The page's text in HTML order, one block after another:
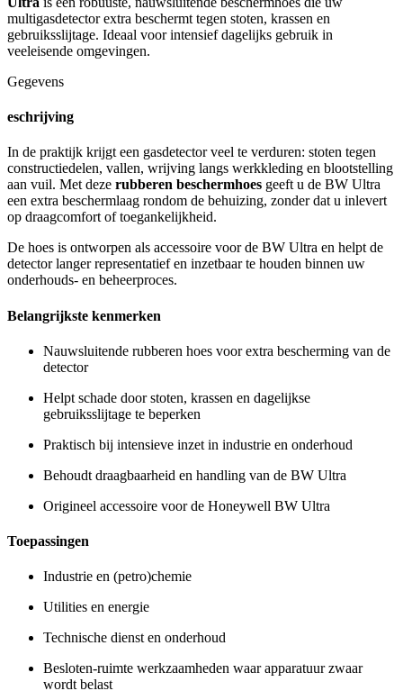
multigasdetector extra beschermt tegen stoten, krassen en
gebruiksslijtage. Ideaal voor intensief dagelijks gebruik in
veeleisende omgevingen.
Gegevens
eschrijving
In de praktijk krijgt een gasdetector veel te verduren: stoten tegen
constructiedelen, vallen, wrijving langs werkkleding en blootstelling
aan vuil. Met deze rubberen beschermhoes geeft u de BW Ultra
een extra beschermlaag rondom de behuizing, zonder dat u inlevert
op draagcomfort of toegankelijkheid.
De hoes is ontworpen als accessoire voor de BW Ultra en helpt de
detector langer representatief en inzetbaar te houden binnen uw
onderhouds- en beheerproces.
Belangrijkste kenmerken
Nauwsluitende rubberen hoes voor extra bescherming van de
detector
Helpt schade door stoten, krassen en dagelijkse
gebruiksslijtage te beperken
Praktisch bij intensieve inzet in industrie en onderhoud
Behoudt draagbaarheid en handling van de BW Ultra
Origineel accessoire voor de Honeywell BW Ultra
Toepassingen
Industrie en (petro)chemie
Utilities en energie
Technische dienst en onderhoud
Besloten-ruimte werkzaamheden waar apparatuur zwaar
wordt belast